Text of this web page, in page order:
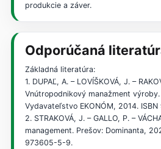
produkcie a záver.
Odporúčaná
Základná literatúra:
1. DUPAĽ, A. – LOVÍŠKOVÁ, J. –
Vnútropodnikový manažment
Vydavateľstvo EKONÓM, 2014.
2. STRAKOVÁ, J. – GALLO, P. –
management. Prešov: Dominanta,
973605-5-9.